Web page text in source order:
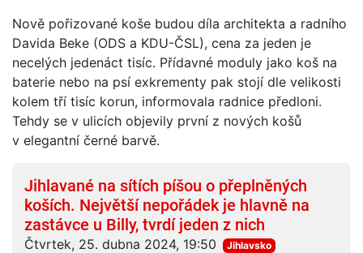
Nově pořizované koše budou díla architekta a radního
Davida Beke (ODS a KDU-ČSL), cena za jeden je
necelých jedenáct tisíc. Přídavné moduly jako koš na
baterie nebo na psí exkrementy pak stojí dle velikosti
kolem tří tisíc korun, informovala radnice předloni.
Tehdy se v ulicích objevily první z nových košů
v elegantní černé barvě.
Jihlavané na sítích píšou o přeplněných
koších. Největší nepořádek je hlavně na
zastávce u Billy, tvrdí jeden z nich
Čtvrtek, 25. dubna 2024, 19:50 Jihlavsko